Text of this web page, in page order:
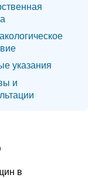
указания
и
в